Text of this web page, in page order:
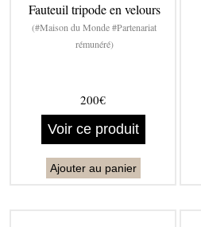
Fauteuil tripode en velours
(#Maison du Monde #Partenariat
rémunéré)
200€
Voir ce produit
Ajouter au panier